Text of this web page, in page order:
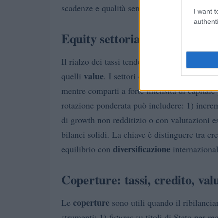
I want
scadenze e qualità senza inseguire micro-
Equity settoriale: value vs
Il rialzo dei tassi tende a comprimere i
quelli value. I settori con cash flowstabili e
mentre comparti a forte intensità di
rotazione ponderata può includere: 1)
di growth non redditizio o con valutazioni
bilanci solidi. La chiave è distinguere tra
equilibrio con diversificazione
Coperture: tassi, credito,
Le coperture sono utili quando il